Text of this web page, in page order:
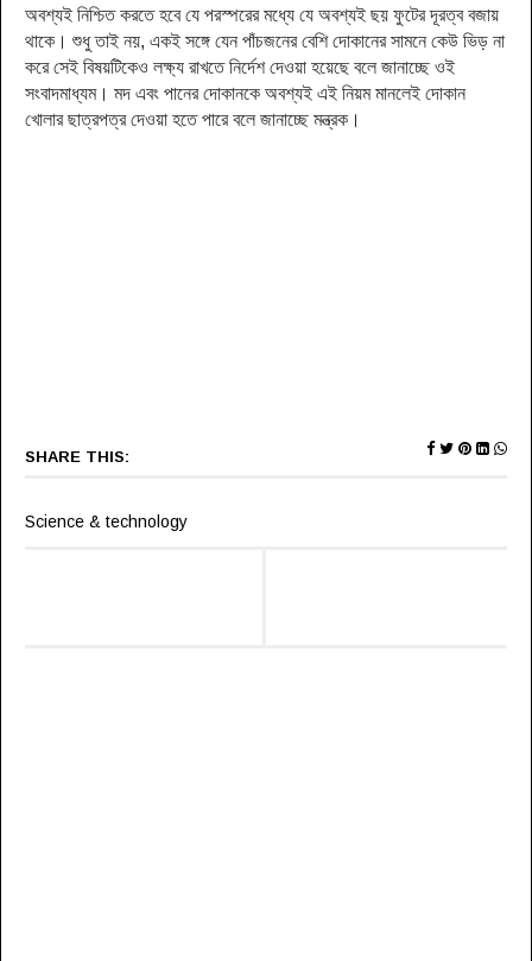
অবশ্যই নিশ্চিত করতে হবে যে পরস্পরের মধ্যে যে অবশ্যই ছয় ফুটের দূরত্ব বজায়
থাকে। শুধু তাই নয়, একই সঙ্গে যেন পাঁচজনের বেশি দোকানের সামনে কেউ ভিড় না
করে সেই বিষয়টিকেও লক্ষ্য রাখতে নির্দেশ দেওয়া হয়েছে বলে জানাচ্ছে ওই
সংবাদমাধ্যম। মদ এবং পানের দোকানকে অবশ্যই এই নিয়ম মানলেই দোকান
খোলার ছাত্রপত্র দেওয়া হতে পারে বলে জানাচ্ছে মন্ত্রক।
SHARE THIS:
Science & technology